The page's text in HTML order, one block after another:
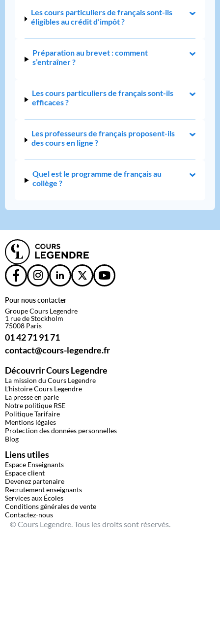
Les cours particuliers de français sont-ils
éligibles au crédit d’impôt ?
Préparation au brevet : comment
s’entraîner ?
Les cours particuliers de français sont-ils
efficaces ?
Les professeurs de français proposent-ils
des cours en ligne ?
Quel est le programme de français au
collège ?
Pour nous contacter
Groupe Cours Legendre
1 rue de Stockholm
75008 Paris
01 42 71 91 71
contact@cours-legendre.fr
Découvrir Cours Legendre
La mission du Cours Legendre
L’histoire Cours Legendre
La presse en parle
Notre politique RSE
Politique Tarifaire
Mentions légales
Protection des données personnelles
Blog
Liens utiles
Espace Enseignants
Espace client
Devenez partenaire
Recrutement enseignants
Services aux Écoles
Conditions générales de vente
Contactez-nous
© Cours Legendre. Tous les droits sont réservés.